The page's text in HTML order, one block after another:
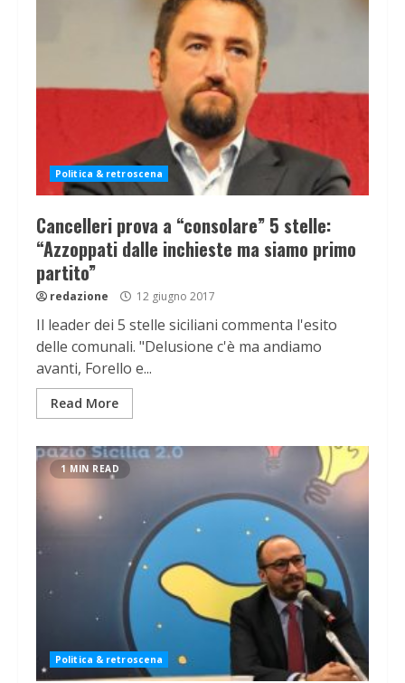
Politica & retroscena
Cancelleri prova a “consolare” 5 stelle:
“Azzoppati dalle inchieste ma siamo primo
partito”
redazione 12 giugno 2017
Il leader dei 5 stelle siciliani commenta l'esito
delle comunali. "Delusione c'è ma andiamo
avanti, Forello e...
Read More
1 MIN READ
Politica & retroscena